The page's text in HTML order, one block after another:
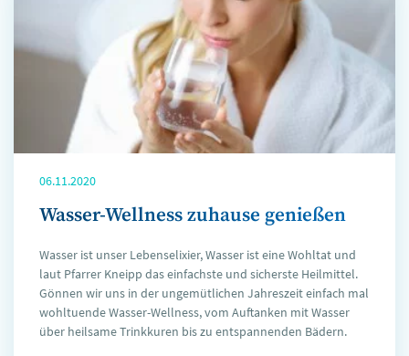
06.11.2020
Wasser-Wellness zuhause genießen
Wasser ist unser Lebenselixier, Wasser ist eine Wohltat und
laut Pfarrer Kneipp das einfachste und sicherste Heilmittel.
Gönnen wir uns in der ungemütlichen Jahreszeit einfach mal
wohltuende Wasser-Wellness, vom Auftanken mit Wasser
über heilsame Trinkkuren bis zu entspannenden Bädern.